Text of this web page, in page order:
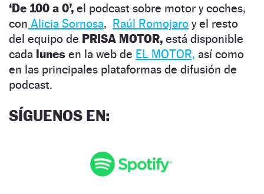
‘De 100 a 0’, el podcast sobre motor y coches,
con Alicia Sornosa, Raúl Romojaro y el resto
del equipo de PRISA MOTOR, está disponible
cada lunes en la web de EL MOTOR, así como
en las principales plataformas de difusión de
podcast.
SÍGUENOS EN: